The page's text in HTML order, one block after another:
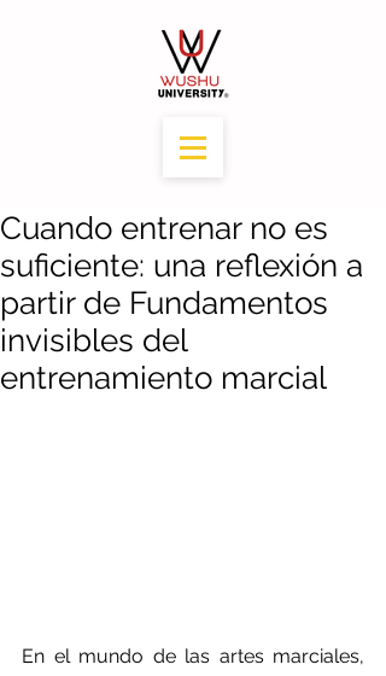
Cuando entrenar no es
suficiente: una reflexión a
partir de Fundamentos
invisibles del
entrenamiento marcial
En el mundo de las artes marciales,